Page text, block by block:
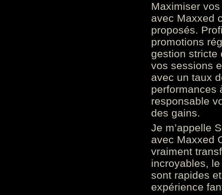
Maximiser
avec Maxxed
proposés.
promotions
gestion stricte
vos sessions
avec un taux
performances
responsable
des gains.
Je m’appelle
avec Maxxed
vraiment
incroyables,
sont rapides
expérience